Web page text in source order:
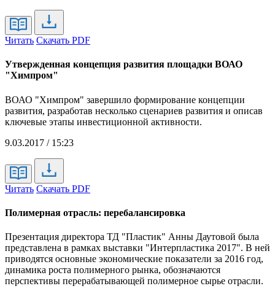
Читать Скачать PDF
Утвержденная концепция развития площадки ВОАО
"Химпром"
ВОАО "Химпром" завершило формирование концепции
развития, разработав несколько сценариев развития и описав
ключевые этапы инвестиционной активности.
9.03.2017 / 15:23
Читать Скачать PDF
Полимерная отрасль: перебалансировка
Презентация директора ТД "Пластик" Анны Даутовой была
представлена в рамках выставки "Интерпластика 2017". В ней
приводятся основные экономические показатели за 2016 год,
динамика роста полимерного рынка, обозначаются
перспективы перерабатывающей полимерное сырье отрасли.